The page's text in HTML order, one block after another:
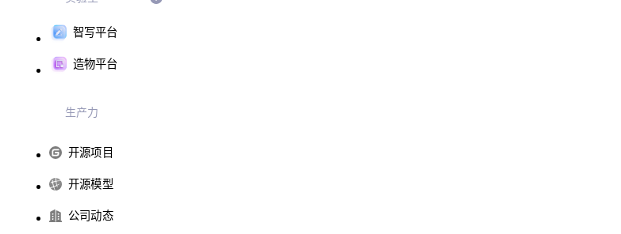
智写平台
造物平台
生产力
开源项目
开源模型
公司动态